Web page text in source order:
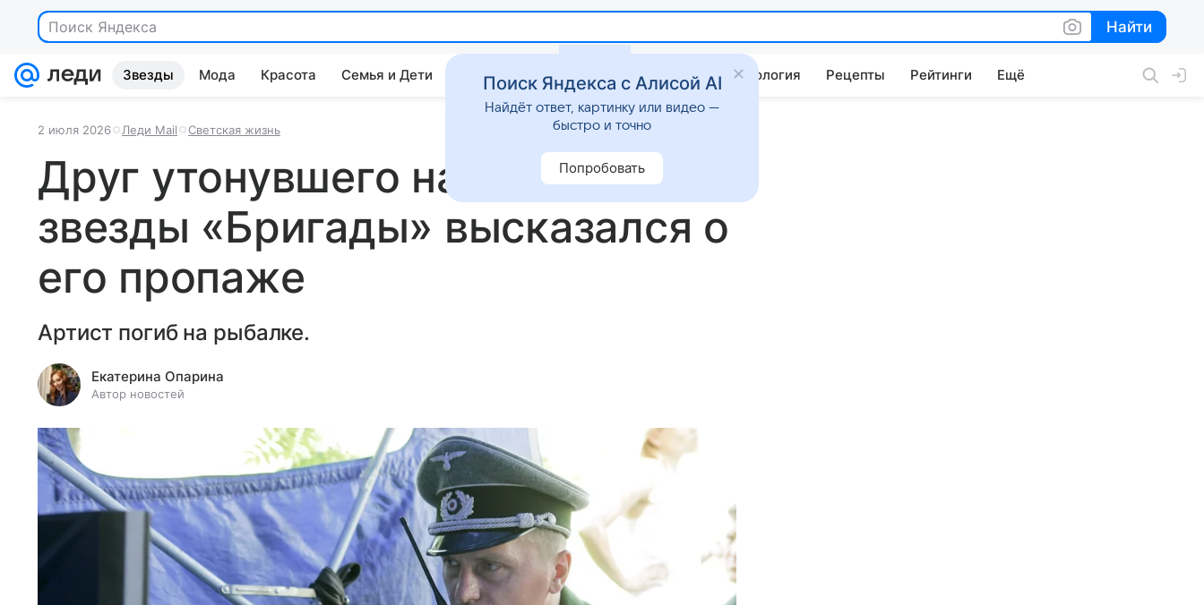
Поиск Яндекса Найти
Найти
Звезды Мода Красота Семья и Дети Дом Гороскопы Стиль жизни Психология Рецепты Рейтинги Ещё
2 июля 2026 Леди Mail Светская жизнь
Друг утонувшего на рыбалке
звезды «Бригады» высказался о
его пропаже
Артист погиб на рыбалке.
Екатерина Опарина
Автор новостей
Поиск Яндекса с Алисой AI
Найдёт ответ, картинку или видео —
быстро и точно
Попробовать